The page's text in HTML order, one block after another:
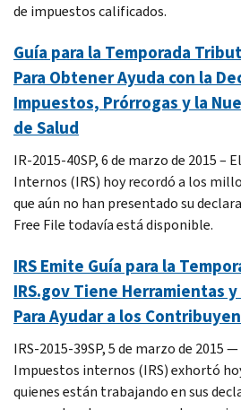
de impuestos calificados.
Guía para la Temporada
Para Obtener Ayuda con la
Impuestos, Prórrogas y la
de Salud
IR-2015-40SP, 6 de marzo de 2015 –
Internos (IRS) hoy recordó a los
que aún no han presentado su
Free File todavía está disponible.
IRS Emite Guía para la
IRS.gov Tiene Herramientas
Para Ayudar a los
IRS-2015-39SP, 5 de marzo de 2015
Impuestos internos (IRS) exhortó
quienes están trabajando en sus